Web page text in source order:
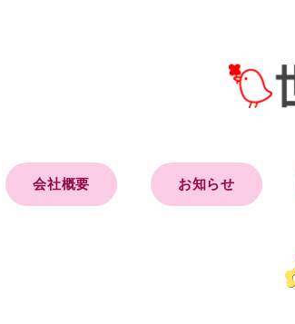
会社概要 お知らせ